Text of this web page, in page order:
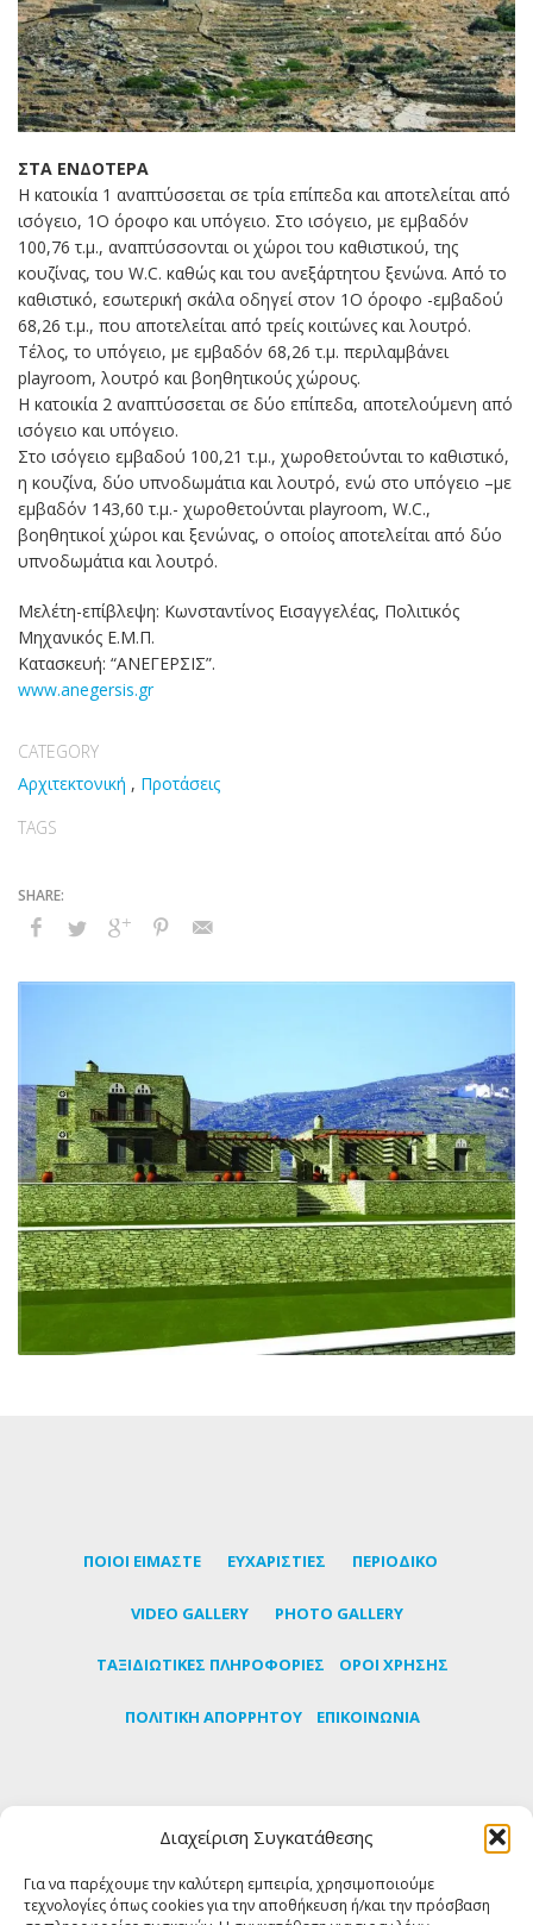
Διαχείριση Συγκατάθεσης
Για να παρέχουμε την καλύτερη εμπειρία, χρησιμοποιούμε
τεχνολογίες όπως cookies για την αποθήκευση ή/και την πρόσβαση
ΣΤΑ ΕΝΔΟΤΕΡΑ
Η κατοικία 1 αναπτύσσεται σε τρία επίπεδα και αποτελείται από
ισόγειο, 1Ο όροφο και υπόγειο. Στο ισόγειο, με εμβαδόν
100,76 τ.μ., αναπτύσσονται οι χώροι του καθιστικού, της
κουζίνας, του W.C. καθώς και του ανεξάρτητου ξενώνα. Από το
καθιστικό, εσωτερική σκάλα οδηγεί στον 1Ο όροφο -εμβαδού
68,26 τ.μ., που αποτελείται από τρείς κοιτώνες και λουτρό.
Τέλος, το υπόγειο, με εμβαδόν 68,26 τ.μ. περιλαμβάνει
playroom, λουτρό και βοηθητικούς χώρους.
Η κατοικία 2 αναπτύσσεται σε δύο επίπεδα, αποτελούμενη από
ισόγειο και υπόγειο.
Στο ισόγειο εμβαδού 100,21 τ.μ., χωροθετούνται το καθιστικό,
η κουζίνα, δύο υπνοδωμάτια και λουτρό, ενώ στο υπόγειο –με
εμβαδόν 143,60 τ.μ.- χωροθετούνται playroom, W.C.,
βοηθητικοί χώροι και ξενώνας, ο οποίος αποτελείται από δύο
υπνοδωμάτια και λουτρό.
Μελέτη-επίβλεψη: Κωνσταντίνος Εισαγγελέας, Πολιτικός
Μηχανικός Ε.Μ.Π.
Κατασκευή: “ΑΝΕΓΕΡΣΙΣ”.
www.anegersis.gr
CATEGORY
Αρχιτεκτονική , Προτάσεις
TAGS
ΠΟΙΟΙ ΕΙΜΑΣΤΕ ΕΥΧΑΡΙΣΤΙΕΣ ΠΕΡΙΟΔΙΚΟ
VIDEO GALLERY PHOTO GALLERY
TΑΞΙΔΙΩΤΙΚΕΣ ΠΛΗΡΟΦΟΡΙΕΣ ΟΡΟΙ ΧΡΗΣΗΣ
ΠΟΛΙΤΙΚΗ ΑΠΟΡΡΗΤΟΥ ΕΠΙΚΟΙΝΩΝΙΑ
πρώτοι τα τελευταία νέα για την Τήνο
ΕΓΓΡΑΦΗ